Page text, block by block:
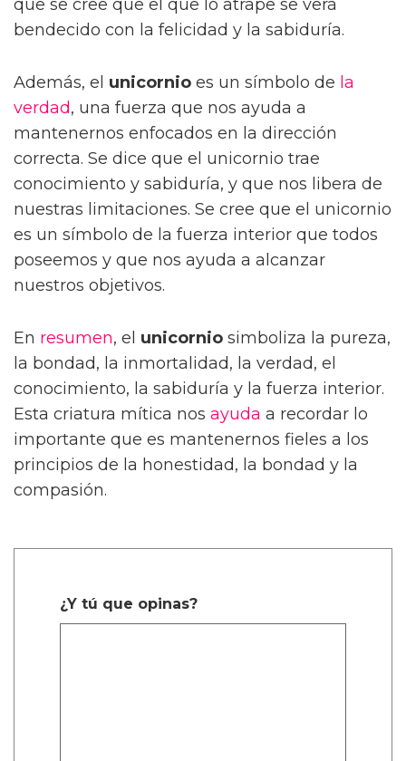
que se cree que el que lo atrape se verá
bendecido con la felicidad y la sabiduría.
Además, el unicornio es un símbolo de la
verdad, una fuerza que nos ayuda a
mantenernos enfocados en la dirección
correcta. Se dice que el unicornio trae
conocimiento y sabiduría, y que nos libera de
nuestras limitaciones. Se cree que el unicornio
es un símbolo de la fuerza interior que todos
poseemos y que nos ayuda a alcanzar
nuestros objetivos.
En resumen, el unicornio simboliza la pureza,
la bondad, la inmortalidad, la verdad, el
conocimiento, la sabiduría y la fuerza interior.
Esta criatura mítica nos ayuda a recordar lo
importante que es mantenernos fieles a los
principios de la honestidad, la bondad y la
compasión.
¿Y tú que opinas?